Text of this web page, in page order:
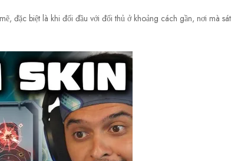
đặc biệt là khi đối đầu với đối thủ ở khoảng cách gần, nơi mà sát